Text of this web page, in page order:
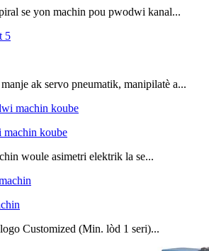
se yon machin pou pwodwi kanal...
ak servo pneumatik, manipilatè a...
koube
woule asimetri elektrik la se...
Customized (Min. lòd 1 seri)...